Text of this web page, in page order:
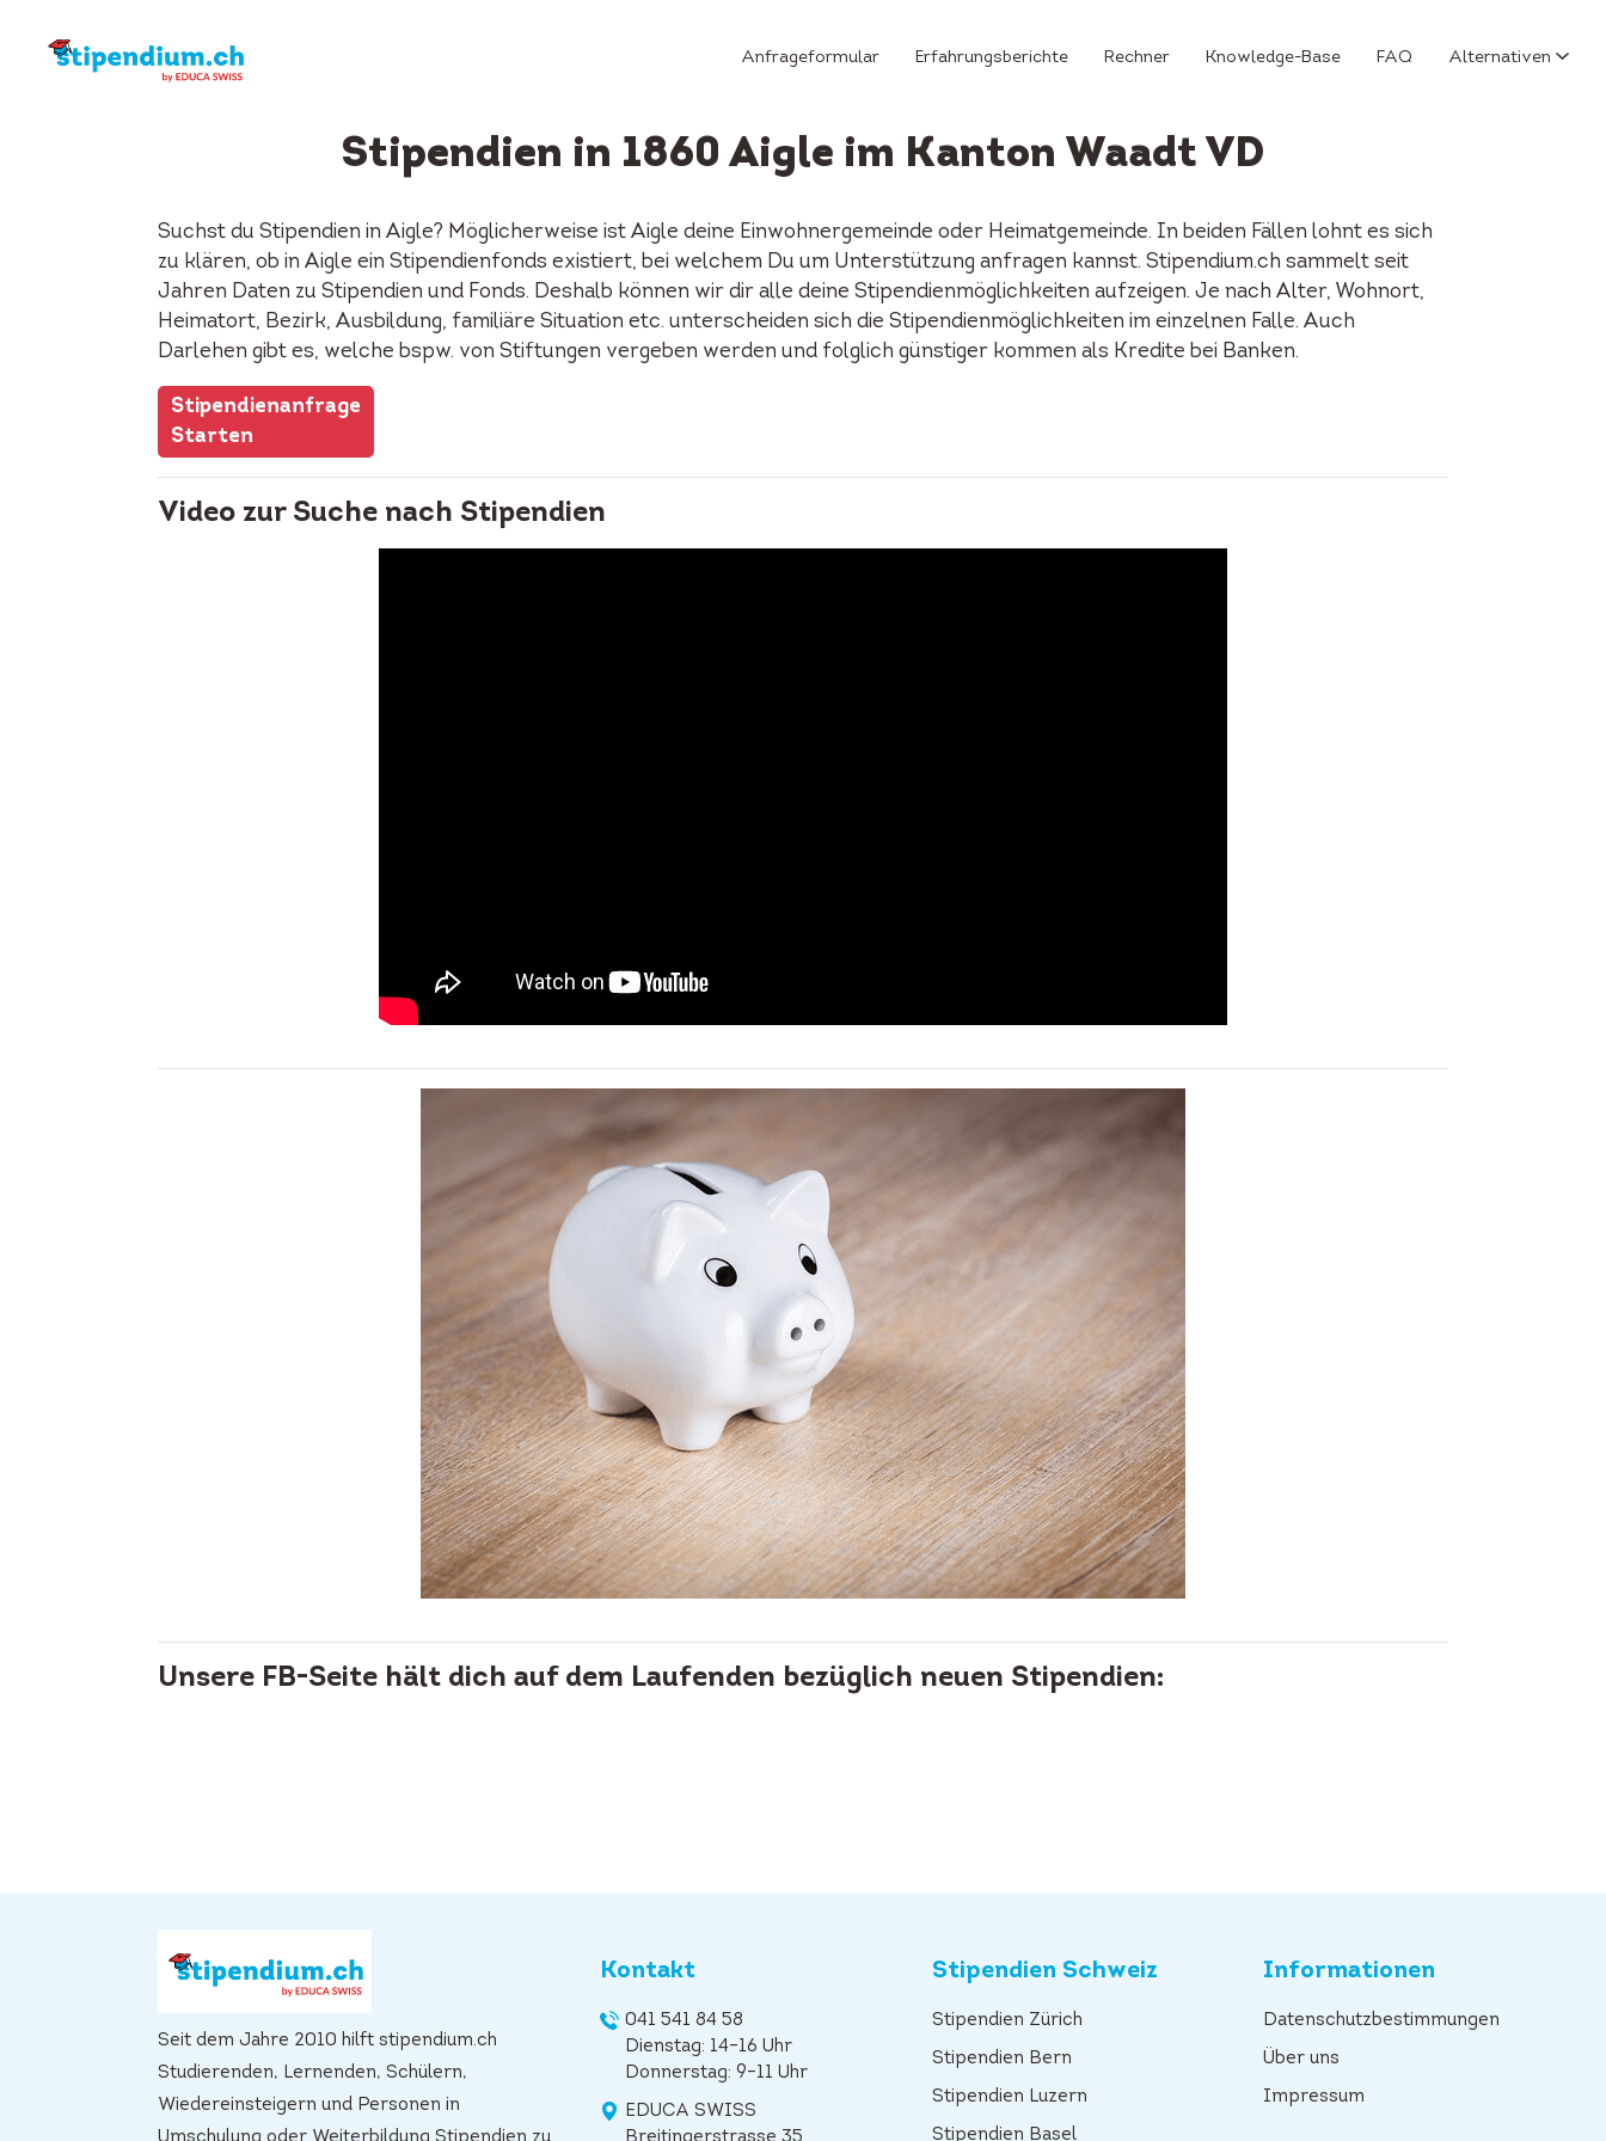
Anfrageformular Erfahrungsberichte Rechner Knowledge-Base FAQ Alternativen
Stipendien in 1860 Aigle im Kanton Waadt VD
Suchst du Stipendien in Aigle? Möglicherweise ist Aigle deine Einwohnergemeinde oder Heimatgemeinde. In beiden Fällen lohnt es sich
zu klären, ob in Aigle ein Stipendienfonds existiert, bei welchem Du um Unterstützung anfragen kannst. Stipendium.ch sammelt seit
Jahren Daten zu Stipendien und Fonds. Deshalb können wir dir alle deine Stipendienmöglichkeiten aufzeigen. Je nach Alter, Wohnort,
Heimatort, Bezirk, Ausbildung, familiäre Situation etc. unterscheiden sich die Stipendienmöglichkeiten im einzelnen Falle. Auch
Darlehen gibt es, welche bspw. von Stiftungen vergeben werden und folglich günstiger kommen als Kredite bei Banken.
Stipendienanfrage
Starten
Video zur Suche nach Stipendien
Unsere FB-Seite hält dich auf dem Laufenden bezüglich neuen Stipendien:
Seit dem Jahre 2010 hilft stipendium.ch
Studierenden, Lernenden, Schülern,
Wiedereinsteigern und Personen in
Kontakt
041 541 84 58
Dienstag: 14–16 Uhr
Donnerstag: 9–11 Uhr
EDUCA SWISS
Stipendien Schweiz
Stipendien Zürich
Stipendien Bern
Stipendien Luzern
Stipendien Basel
Informationen
Datenschutzbestimmungen
Über uns
Impressum